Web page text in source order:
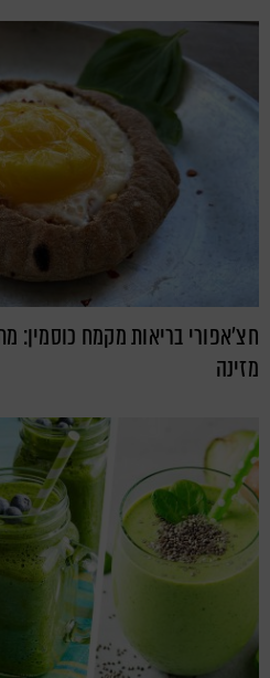
חצ'אפורי בריאות מקמח כוסמין:
מזינה